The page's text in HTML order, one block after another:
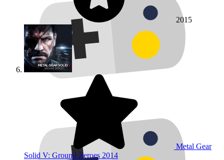
2015
Metal Gear
Solid V: Ground Zeroes 2014